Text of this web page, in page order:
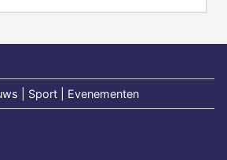
| Sport | Evenementen